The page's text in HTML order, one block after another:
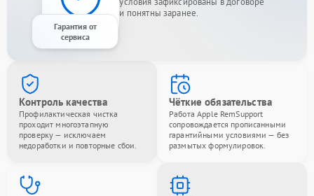
Гарантия от
сервиса
и понятны заранее.
Контроль качества
Профилактическая чистка
проходит многоэтапную
проверку — исключаем
недоработки и повторные сбои.
Чёткие обязательства
Работа Apple RemSupport
сопровождается прописанными
гарантийными условиями — без
размытых формулировок.